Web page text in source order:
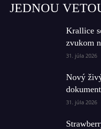
JEDNOU
Krallice
zvukom
31. júla 2026
Nový
31. júla 2026